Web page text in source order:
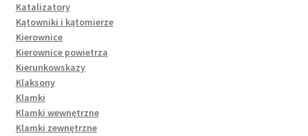
Katalizatory
Kątowniki i kątomierze
Kierownice
Kierownice powietrza
Kierunkowskazy
Klaksony
Klamki
Klamki wewnętrzne
Klamki zewnętrzne